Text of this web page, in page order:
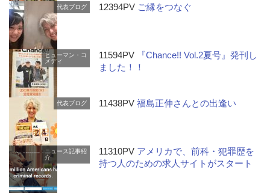
代表ブログ 12394PV ご縁をつなぐ
ヒューマン・コ
メディ
11594PV
『Chance!! Vol.2夏号』発刊し
ました！！
代表ブログ 11438PV福島正伸さんとの出逢い
ニュース記事紹
介
11310PV アメリカで、前科・犯罪歴を
持つ人のための求人サイトがスタート